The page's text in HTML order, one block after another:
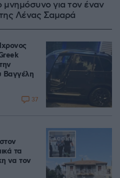
για τον έναν
Λένας Σαμαρά
Βαγγέλη
37
τα
να τον